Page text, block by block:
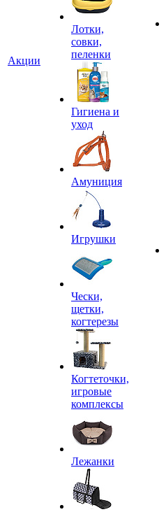
Акции
Лотки,
совки,
пеленки
Гигиена и
уход
Амуниция
Игрушки
Чески,
щетки,
когтерезы
Когтеточки,
игровые
комплексы
Лежанки